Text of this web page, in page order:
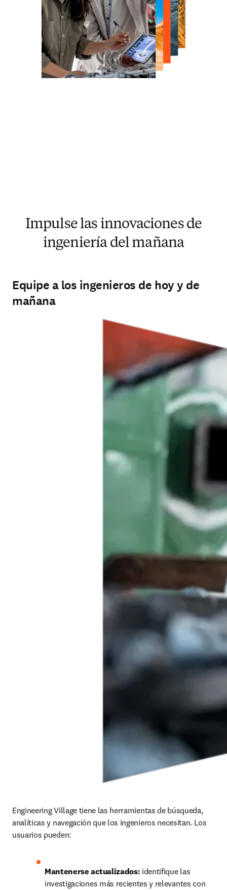
Impulse las innovaciones de
ingeniería del mañana
Equipe a los ingenieros de hoy y de
mañana
Engineering Village tiene las herramientas de búsqueda,
analíticas y navegación que los ingenieros necesitan. Los
usuarios pueden:
Mantenerse actualizados: identifique las
investigaciones más recientes y relevantes con